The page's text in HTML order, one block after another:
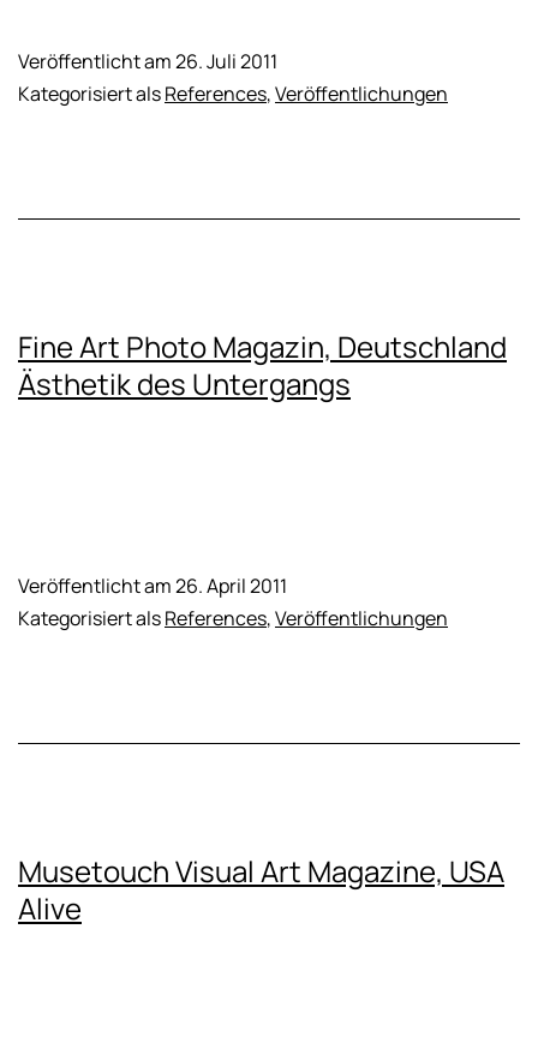
Veröffentlicht am26. Juli 2011
Kategorisiert alsReferences,Veröffentlichungen
Fine Art Photo Magazin, Deutschland
Ästhetik des Untergangs
Veröffentlicht am26. April 2011
Kategorisiert alsReferences,Veröffentlichungen
Musetouch Visual Art Magazine, USA
Alive